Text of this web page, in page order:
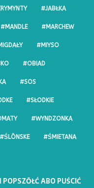
#JABŁKA
#MANDLE #MARCHEW
#MIYSO
#OBIAD
#SOS
#SŁODKIE
#WYNDZONKA
#ŚLŌNSKE #ŚMIETANA
ABO PUŚCIĆ